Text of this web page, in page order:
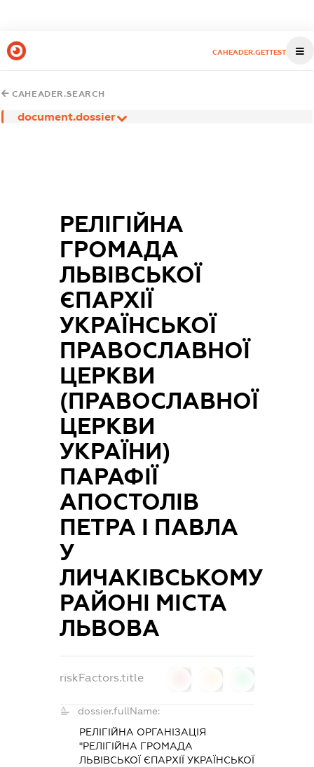
CAHEADER.GETTEST
CAHEADER.SEARCH
document.dossier
РЕЛІГІЙНА
ГРОМАДА
ЛЬВІВСЬКОЇ
ЄПАРХІЇ
УКРАЇНСЬКОЇ
ПРАВОСЛАВНОЇ
ЦЕРКВИ
(ПРАВОСЛАВНОЇ
ЦЕРКВИ
УКРАЇНИ)
ПАРАФІЇ
АПОСТОЛІВ
ПЕТРА І ПАВЛА
У
ЛИЧАКІВСЬКОМУ
РАЙОНІ МІСТА
ЛЬВОВА
riskFactors.title
dossier.fullName:
РЕЛІГІЙНА ОРГАНІЗАЦІЯ
"РЕЛІГІЙНА ГРОМАДА
ЛЬВІВСЬКОЇ ЄПАРХІЇ УКРАЇНСЬКОЇ